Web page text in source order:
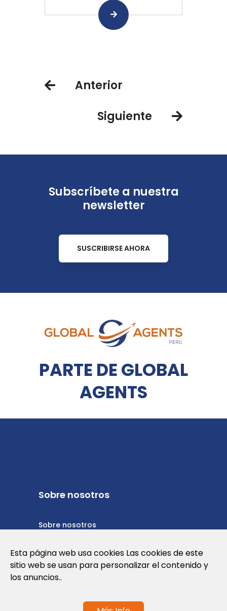
Anterior
Siguiente
Subscríbete a nuestra
newsletter
SUSCRIBIRSE AHORA
PARTE DE GLOBAL
AGENTS
Sobre nosotros
Sobre nosotros
Política de cookies
Esta página web usa cookies Las cookies de este
sitio web se usan para personalizar el contenido y
los anuncios..